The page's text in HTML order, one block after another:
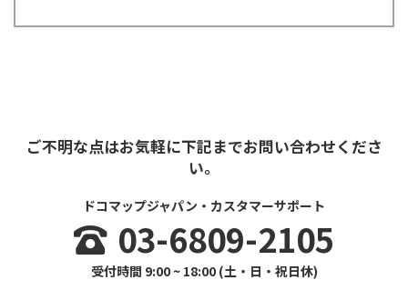
ご不明な点はお気軽に下記までお問い合わせくださ
い。
ドコマップジャパン・カスタマーサポート
03-6809-2105
受付時間 9:00 ~ 18:00 (土・日・祝日休)